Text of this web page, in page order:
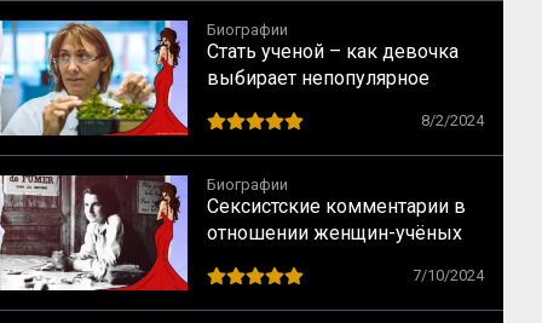
Биографии
Стать ученой – как девочка
выбирает непопулярное
8/2/2024
Биографии
Сексистские комментарии в
отношении женщин-учёных
7/10/2024